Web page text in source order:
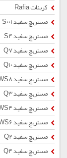
کربنات Rafia
مستربچ سفید S001
مستربچ سفید S4
مستربچ سفید Q7
مستربچ سفید Q10
مستربچ سفید WS8
مستربچ سفید Q3
مستربچ سفید WS4
مستربچ سفید WS6
مستربچ سفید Q2
مستربچ سفید Q4